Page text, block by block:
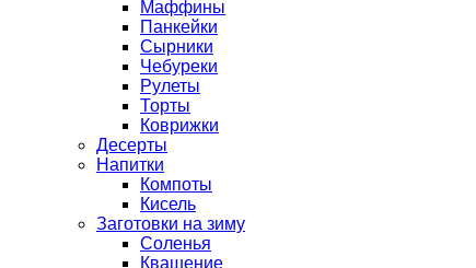
Маффины
Панкейки
Сырники
Чебуреки
Рулеты
Торты
Коврижки
Десерты
Напитки
Компоты
Кисель
Заготовки на зиму
Соленья
Квашение